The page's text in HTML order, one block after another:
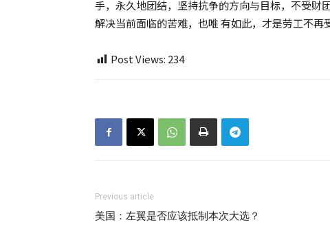
手，永久地团结，坚持抗争的方向与目标，不受财
解决当前面临的苦难，也唯 有如此，才是劳工不再
Post Views: 234
Previous article
美国：左翼是否应该抵制本次大选？